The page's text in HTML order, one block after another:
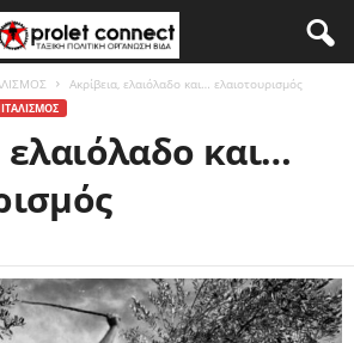
Ακρίβεια, ελαιόλαδο και… ελαιοτουρισμός
ελαιόλαδο και…